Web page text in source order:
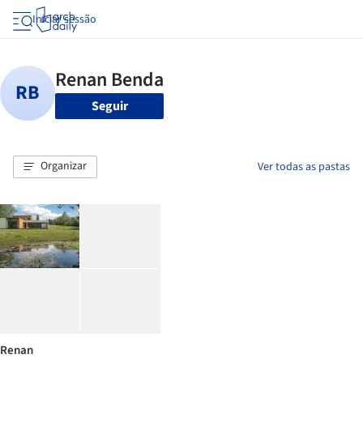
Iniciar sessão
Seguir
Organizar Ver todas as pastas
Renan